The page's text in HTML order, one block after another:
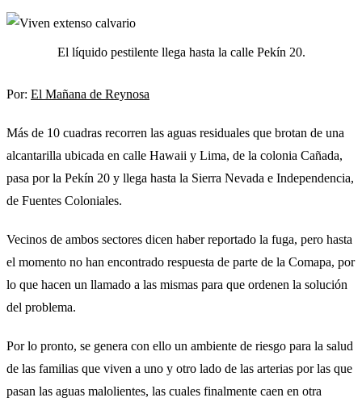
El líquido pestilente llega hasta la calle Pekín 20.
Por: El Mañana de Reynosa
Más de 10 cuadras recorren las aguas residuales que brotan de una
alcantarilla ubicada en calle Hawaii y Lima, de la colonia Cañada,
pasa por la Pekín 20 y llega hasta la Sierra Nevada e Independencia,
de Fuentes Coloniales.
Vecinos de ambos sectores dicen haber reportado la fuga, pero hasta
el momento no han encontrado respuesta de parte de la Comapa, por
lo que hacen un llamado a las mismas para que ordenen la solución
del problema.
Por lo pronto, se genera con ello un ambiente de riesgo para la salud
de las familias que viven a uno y otro lado de las arterias por las que
pasan las aguas malolientes, las cuales finalmente caen en otra